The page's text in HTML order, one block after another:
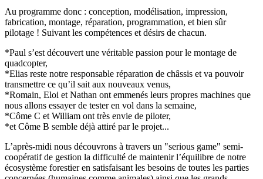
Au programme donc : conception, modélisation, impression,
fabrication, montage, réparation, programmation, et bien sûr
pilotage ! Suivant les compétences et désirs de chacun.
*Paul s’est découvert une véritable passion pour le montage de
quadcopter,
*Elias reste notre responsable réparation de châssis et va pouvoir
transmettre ce qu’il sait aux nouveaux venus,
*Romain, Eloi et Nathan ont emmenés leurs propres machines que
nous allons essayer de tester en vol dans la semaine,
*Côme C et William ont très envie de piloter,
*et Côme B semble déjà attiré par le projet...
L’après-midi nous découvrons à travers un "serious game" semi-
coopératif de gestion la difficulté de maintenir l’équilibre de notre
écosystème forestier en satisfaisant les besoins de toutes les parties